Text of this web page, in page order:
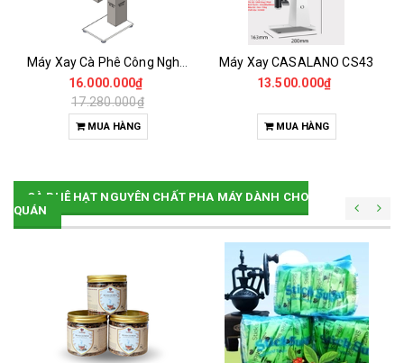
16.000.000₫
17.280.000₫
MUA HÀNG
Máy Xay CASALANO CS43
13.500.000₫
MUA HÀNG
CÀ PHÊ HẠT NGUYÊN CHẤT PHA MÁY DÀNH CHO
QUÁN